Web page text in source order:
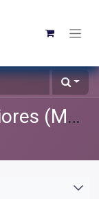
Clases Grabadas Anteriores (Material de apoyo para alumnos)